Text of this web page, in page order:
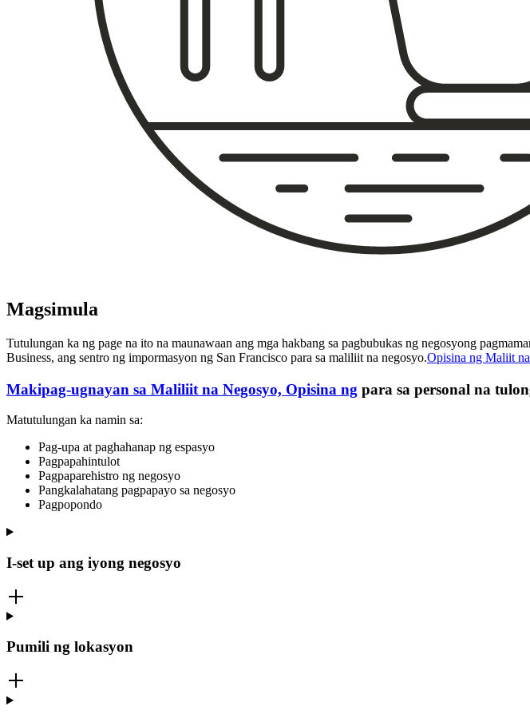
Magsimula
Tutulungan ka ng page na ito na maunawaan ang mga hakbang sa pagbubukas ng negosyong
Business, ang sentro ng impormasyon ng San Francisco para sa maliliit na negosyo.Opisina ng Maliit
Makipag-ugnayan sa Maliliit na Negosyo, Opisina ng para sa personal na
Matutulungan ka namin sa:
Pag-upa at paghahanap ng espasyo
Pagpapahintulot
Pagpaparehistro ng negosyo
Pangkalahatang pagpapayo sa negosyo
Pagpopondo
I-set up ang iyong negosyo
Pumili ng lokasyon